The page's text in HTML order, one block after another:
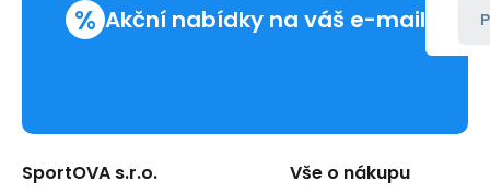
% Akční nabídky na váš e-mail
SportOVA s.r.o. Vše o nákupu